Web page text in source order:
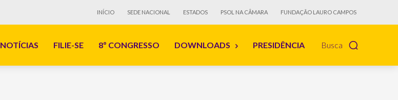
INÍCIO SEDE NACIONAL ESTADOS PSOL NA CÂMARA FUNDAÇÃO LAURO CAMPOS
Busca
NOTÍCIAS FILIE-SE 8º CONGRESSO DOWNLOADS PRESIDÊNCIA